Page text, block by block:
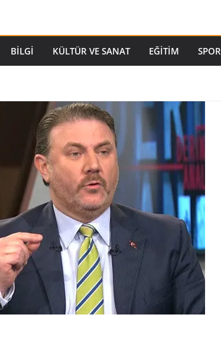
BILGI KÜLTÜR VE SANAT EĞITIM SPOR